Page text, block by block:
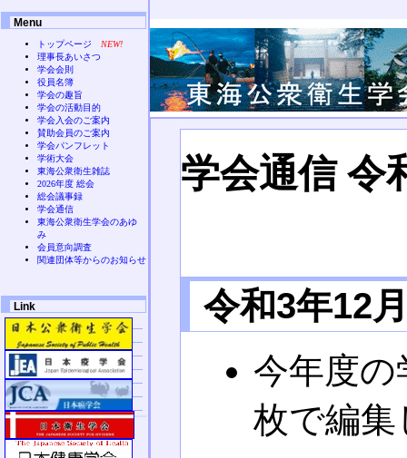
学会通信 令
令和3年12
今年度の
枚で編
Menu
トップページ
NEW!
理事長あいさつ
学会会則
役員名簿
学会の趣旨
学会の活動目的
学会入会のご案内
賛助会員のご案内
学会パンフレット
学術大会
東海公衆衛生雑誌
2026年度 総会
総会議事録
学会通信
東海公衆衛生学会のあゆ
み
会員意向調査
関連団体等からのお知らせ
Link